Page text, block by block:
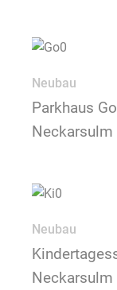
Neubau
Parkhaus
Neckarsulm
Neubau
Neckarsulm